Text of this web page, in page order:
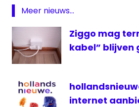
Demand
series
ziggo
Meer nieuws...
Ziggo mag
kabel” blijven
internet